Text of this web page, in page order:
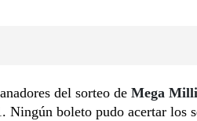
del sorteo de Mega
Ningún boleto pudo acertar los